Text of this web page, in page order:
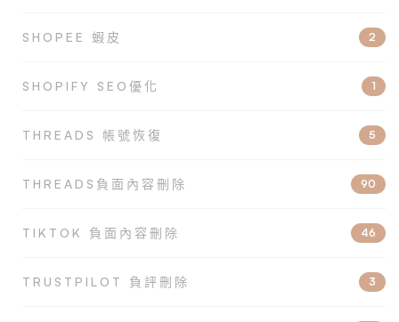
SHOPEE 蝦皮 2
SHOPIFY SEO優化 1
THREADS 帳號恢復 5
THREADS負面內容刪除 90
TIKTOK 負面內容刪除 46
TRUSTPILOT 負評刪除 3